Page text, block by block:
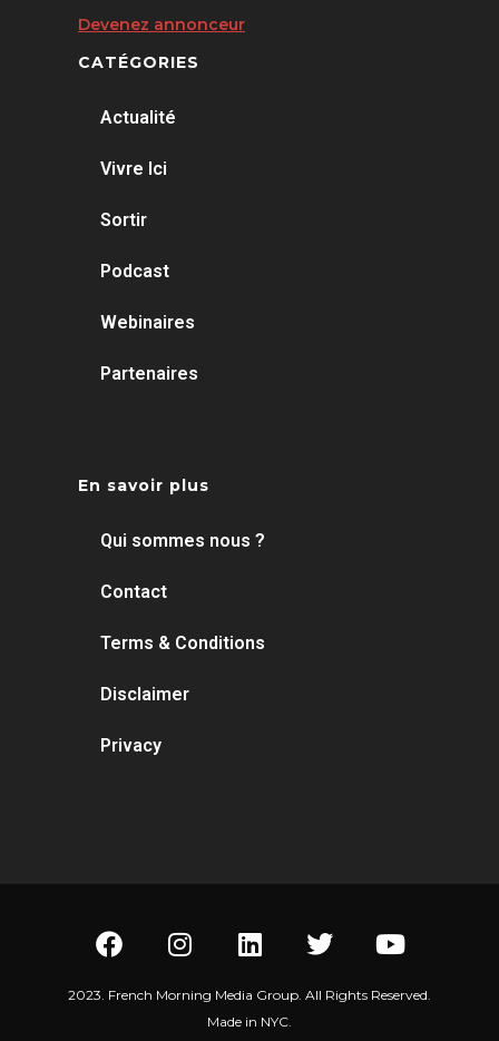
Devenez annonceur
CATÉGORIES
Actualité
Vivre Ici
Sortir
Podcast
Webinaires
Partenaires
En savoir plus
Qui sommes nous ?
Contact
Terms & Conditions
Disclaimer
Privacy
2023. French Morning Media Group. All Rights Reserved.
Made in NYC.